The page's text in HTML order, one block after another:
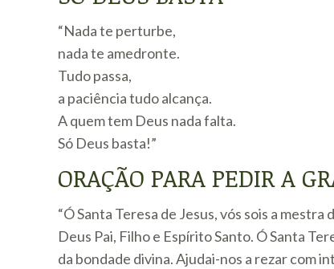
“Nada te perturbe,
nada te amedronte.
Tudo passa,
a paciência tudo alcança.
A quem tem Deus nada falta.
Só Deus basta!”
ORAÇÃO PARA PEDIR A
“Ó Santa Teresa de Jesus, vós sois a
Deus Pai, Filho e Espírito Santo. Ó Santa
da bondade divina. Ajudai-nos a rezar com